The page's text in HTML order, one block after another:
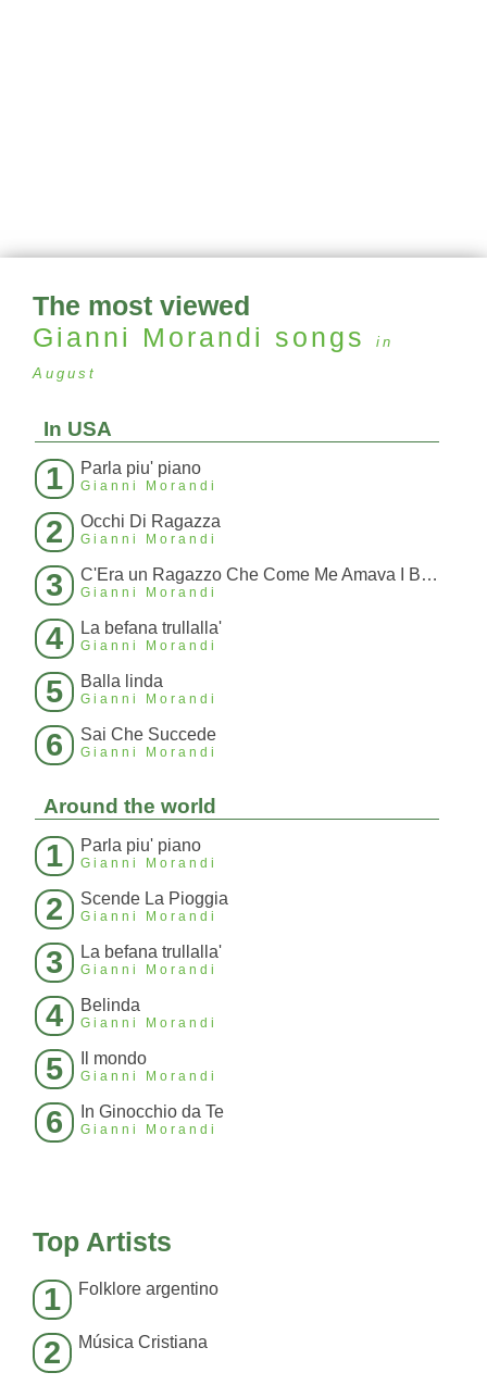
The most viewed
Gianni Morandi songs
in
August
In USA
1 Parla piu' piano
Gianni Morandi
2 Occhi Di Ragazza
Gianni Morandi
3 C'Era un Ragazzo Che Come Me Amava I Beatles E I Rolling Stones
Gianni Morandi
4 La befana trullalla'
Gianni Morandi
5 Balla linda
Gianni Morandi
6 Sai Che Succede
Gianni Morandi
Around the world
1 Parla piu' piano
Gianni Morandi
2 Scende La Pioggia
Gianni Morandi
3 La befana trullalla'
Gianni Morandi
4 Belinda
Gianni Morandi
5 Il mondo
Gianni Morandi
6 In Ginocchio da Te
Gianni Morandi
Top Artists
1 Folklore argentino
2 Música Cristiana